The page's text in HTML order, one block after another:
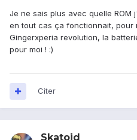
Je ne sais plus avec quelle ROM
en tout cas ça fonctionnait, pour
Gingerxperia revolution, la
pour moi ! :)
Citer
Skatoid